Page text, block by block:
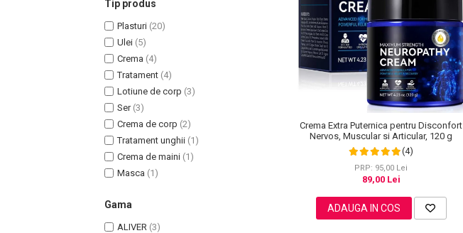
Uleiuri Unghii / Cuticule
Tip produs
Plasturi (20)
Ulei (5)
Crema (4)
Tratament (4)
Lotiune de corp (3)
Ser (3)
Crema de corp (2)
Tratament unghii (1)
Crema de maini (1)
Masca (1)
Gama
ALIVER (3)
Crema Extra Puternica pentru Disconfort
Nervos, Muscular si Articular, 120 g
(4)
PRP: 95,00 Lei
89,00 Lei
ADAUGA IN COS